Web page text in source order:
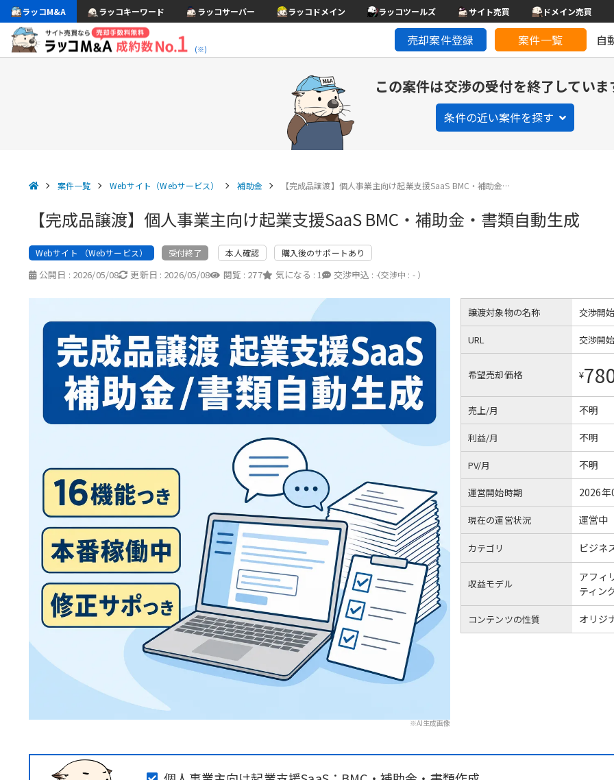
ラッコM&A ラッコキーワード ラッコサーバー ラッコドメイン ラッコツールズ サイト売買 ドメイン売買
(※)
売却案件登録 案件一覧 自
この案件は交渉の受付を終了していま
条件の近い案件を探す
案件一覧 Webサイト（Webサービス） 補助金 【完成品譲渡】個人事業主向け起業支援SaaS BMC・補助金…
【完成品譲渡】個人事業主向け起業支援SaaS BMC・補助金・書類自動生成
Webサイト （Webサービス） 受付終了 本人確認 購入後のサポートあり
公開日 : 2026/05/08 更新日 : 2026/05/08 閲覧 : 277 気になる : 1 交渉申込 : -
（交渉中 : - ）
※AI生成画像
譲渡対象物の名称 交渉開
URL 交渉開
希望売却価格 ¥
売上/月 不明
利益/月 不明
PV/月 不明
運営開始時期 2026年
現在の運営状況 運営中
カテゴリ ビジネ
収益モデル
アフィ
ティン
コンテンツの性質 オリジ